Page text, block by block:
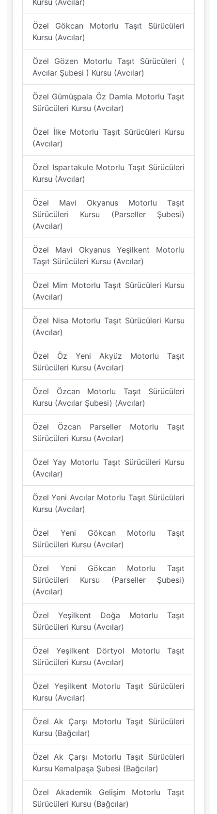
Kursu (Avcılar)
Özel Gökcan Motorlu Taşıt Sürücüleri
Kursu (Avcılar)
Özel Gözen Motorlu Taşıt Sürücüleri (
Avcılar Şubesi ) Kursu (Avcılar)
Özel Gümüşpala Öz Damla Motorlu Taşıt
Sürücüleri Kursu (Avcılar)
Özel İlke Motorlu Taşıt Sürücüleri Kursu
(Avcılar)
Özel Ispartakule Motorlu Taşıt Sürücüleri
Kursu (Avcılar)
Özel Mavi Okyanus Motorlu Taşıt
Sürücüleri Kursu (Parseller Şubesi)
(Avcılar)
Özel Mavi Okyanus Yeşilkent Motorlu
Taşıt Sürücüleri Kursu (Avcılar)
Özel Mim Motorlu Taşıt Sürücüleri Kursu
(Avcılar)
Özel Nisa Motorlu Taşıt Sürücüleri Kursu
(Avcılar)
Özel Öz Yeni Akyüz Motorlu Taşıt
Sürücüleri Kursu (Avcılar)
Özel Özcan Motorlu Taşıt Sürücüleri
Kursu (Avcılar Şubesi) (Avcılar)
Özel Özcan Parseller Motorlu Taşıt
Sürücüleri Kursu (Avcılar)
Özel Yay Motorlu Taşıt Sürücüleri Kursu
(Avcılar)
Özel Yeni Avcılar Motorlu Taşıt Sürücüleri
Kursu (Avcılar)
Özel Yeni Gökcan Motorlu Taşıt
Sürücüleri Kursu (Avcılar)
Özel Yeni Gökcan Motorlu Taşıt
Sürücüleri Kursu (Parseller Şubesi)
(Avcılar)
Özel Yeşilkent Doğa Motorlu Taşıt
Sürücüleri Kursu (Avcılar)
Özel Yeşilkent Dörtyol Motorlu Taşıt
Sürücüleri Kursu (Avcılar)
Özel Yeşilkent Motorlu Taşıt Sürücüleri
Kursu (Avcılar)
Özel Ak Çarşı Motorlu Taşıt Sürücüleri
Kursu (Bağcılar)
Özel Ak Çarşı Motorlu Taşıt Sürücüleri
Kursu Kemalpaşa Şubesi (Bağcılar)
Özel Akademik Gelişim Motorlu Taşıt
Sürücüleri Kursu (Bağcılar)